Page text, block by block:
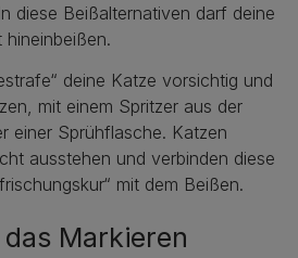
In diese Beißalternativen darf deine
hineinbeißen.
deine Katze vorsichtig und
mit einem Spritzer aus der
einer Sprühflasche. Katzen
ausstehen und verbinden diese
mit dem Beißen.
Markieren